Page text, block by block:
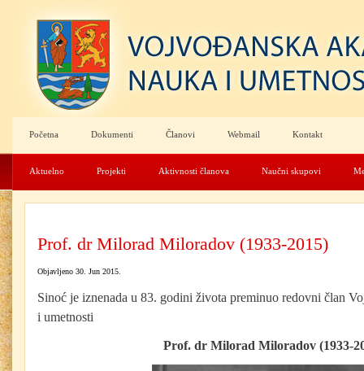
Početna Dokumenti Članovi Webmail Kontakt
Aktuelno Projekti Aktivnosti članova Naučni skupovi
Prof. dr Milorad Miloradov (1933-2015)
Objavljeno 30. Jun 2015.
Sinoć je iznenada u 83. godini života preminuo redovni član
i umetnosti
Prof. dr Milorad Miloradov (1933-